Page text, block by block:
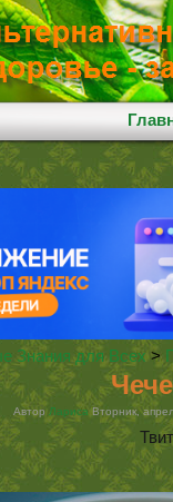
Знания для Всех >
Автор Лариса Вторник,